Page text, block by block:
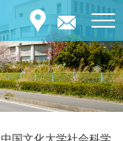
中国文化大学社会科学